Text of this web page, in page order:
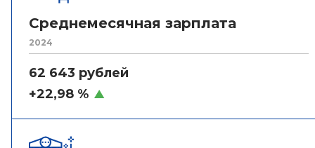
Среднемесячная зарплата
2024
62 643 рублей
+22,98 %